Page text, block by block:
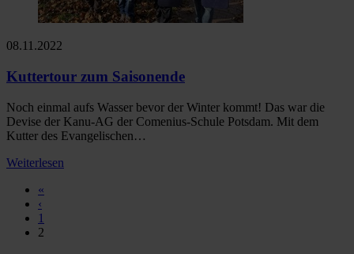
08.11.2022
Kuttertour zum Saisonende
Noch einmal aufs Wasser bevor der Winter kommt! Das war die
Devise der Kanu-AG der Comenius-Schule Potsdam. Mit dem
Kutter des Evangelischen…
Weiterlesen
«
‹
1
2